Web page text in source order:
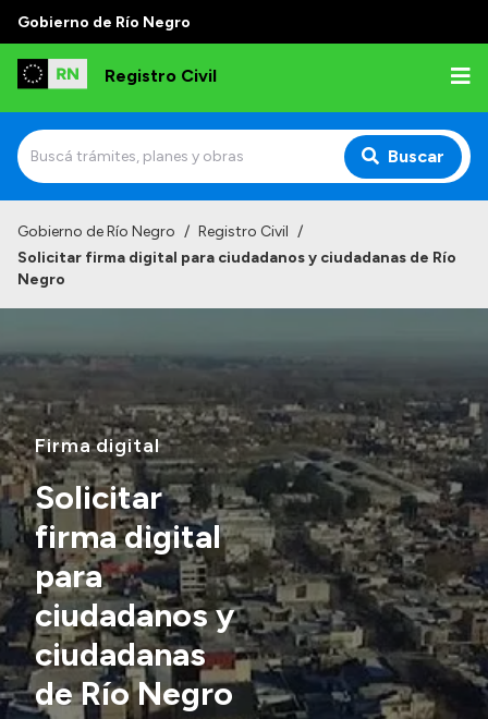
Gobierno de Río Negro
Registro Civil
Buscar
Institucional
Autoridades
Delegaciones
Estadísticas de hechos vitales
Transparencia
Presupuesto
Boletín Oficial
Compras y licitaciones
Consulta de expedientes
Consulta de pago a proveedores
Gobierno de Río Negro / Registro Civil /
Solicitar firma digital para ciudadanos y ciudadanas de Río
Negro
Firma digital
Solicitar
firma digital
para
ciudadanos y
ciudadanas
de Río Negro